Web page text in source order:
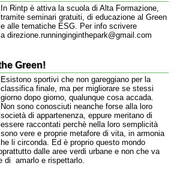
In Rintp è attiva la scuola di Alta Formazione,
tramite seminari gratuiti, di educazione al Green
e alle tematiche ESG. Per info scrivere
a direzione.runninginginthepark@gmail.com
Green!
Esistono sportivi che non gareggiano per la
classifica finale, ma per migliorare se stessi
giorno dopo giorno, qualunque cosa accada.
Non sono conosciuti neanche forse alla loro
società di appartenenza, eppure meritano di
essere raccontati perchè nella loro semplicità
sono vere e proprie metafore di vita, in armonia
li circonda. Ed è proprio questo mondo
dalle aree verdi urbane e non che va
di amarlo e rispettarlo.